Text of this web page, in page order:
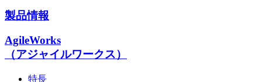
製品情報
AgileWorks
（アジャイルワークス）
特長